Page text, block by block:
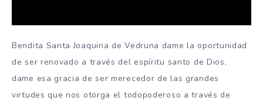
Bendita Santa Joaquina de Vedruna dame la oportunidad
de ser renovado a través del espíritu santo de Dios,
dame esa gracia de ser merecedor de las grandes
virtudes que nos otorga el todopoderoso a través de